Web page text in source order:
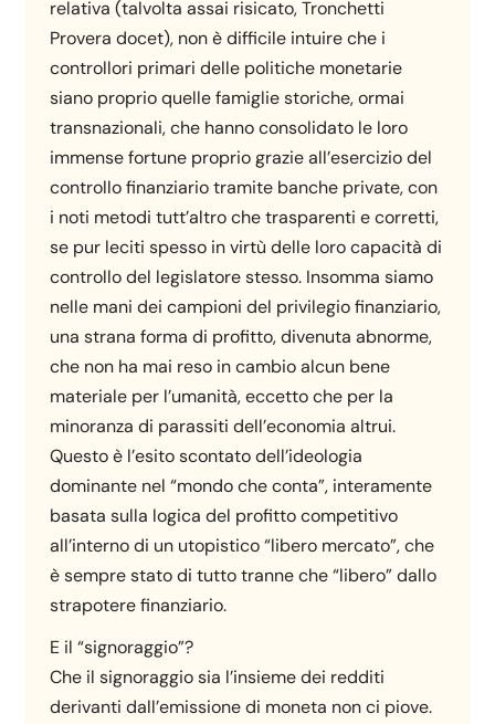
relativa (talvolta assai risicato, Tronchetti
Provera docet), non è difficile intuire che i
controllori primari delle politiche monetarie
siano proprio quelle famiglie storiche, ormai
transnazionali, che hanno consolidato le loro
immense fortune proprio grazie all’esercizio del
controllo finanziario tramite banche private, con
i noti metodi tutt’altro che trasparenti e corretti,
se pur leciti spesso in virtù delle loro capacità di
controllo del legislatore stesso. Insomma siamo
nelle mani dei campioni del privilegio finanziario,
una strana forma di profitto, divenuta abnorme,
che non ha mai reso in cambio alcun bene
materiale per l’umanità, eccetto che per la
minoranza di parassiti dell’economia altrui.
Questo è l’esito scontato dell’ideologia
dominante nel “mondo che conta”, interamente
basata sulla logica del profitto competitivo
all’interno di un utopistico “libero mercato”, che
è sempre stato di tutto tranne che “libero” dallo
strapotere finanziario.
E il “signoraggio”?
Che il signoraggio sia l’insieme dei redditi
derivanti dall’emissione di moneta non ci piove.